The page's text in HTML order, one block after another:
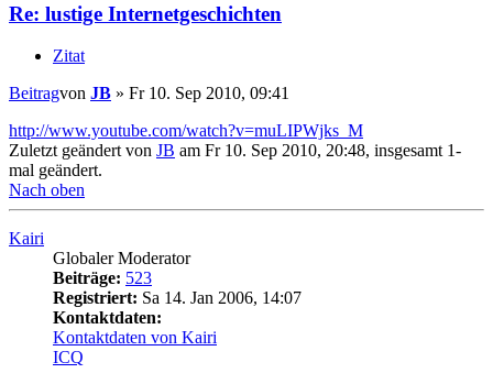
Re: lustige Internetgeschichten
Zitat
Beitragvon JB » Fr 10. Sep 2010, 09:41
http://www.youtube.com/watch?v=muLIPWjks_M
Zuletzt geändert von JB am Fr 10. Sep 2010, 20:48, insgesamt 1-
mal geändert.
Nach oben
Kairi
Globaler Moderator
Beiträge: 523
Registriert: Sa 14. Jan 2006, 14:07
Kontaktdaten:
Kontaktdaten von Kairi
ICQ